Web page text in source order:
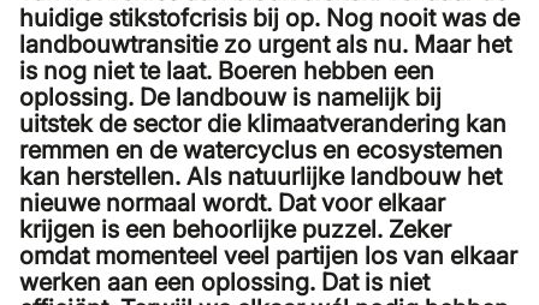
huidige stikstofcrisis bij op. Nog nooit was de
landbouwtransitie zo urgent als nu. Maar het
is nog niet te laat. Boeren hebben een
oplossing. De landbouw is namelijk bij
uitstek de sector die klimaatverandering kan
remmen en de watercyclus en ecosystemen
kan herstellen. Als natuurlijke landbouw het
nieuwe normaal wordt. Dat voor elkaar
krijgen is een behoorlijke puzzel. Zeker
omdat momenteel veel partijen los van elkaar
werken aan een oplossing. Dat is niet